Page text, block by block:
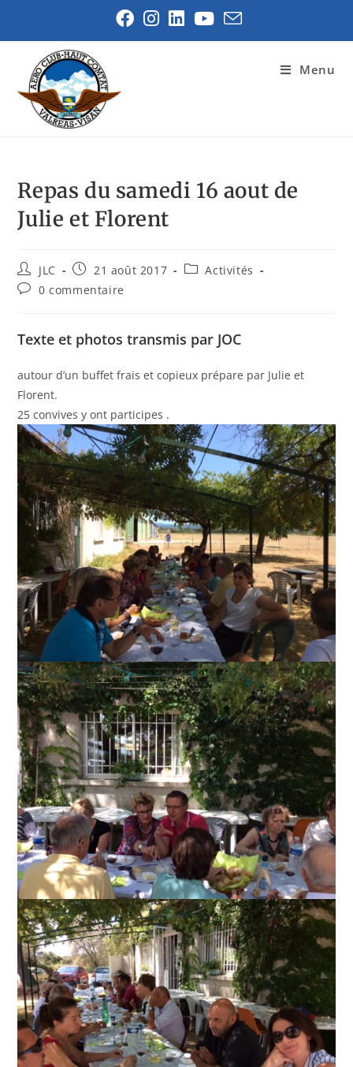
Menu
Repas du samedi 16 aout de
Julie et Florent
JLC 21 août 2017
Activités
0 commentaire
Texte et photos transmis par JOC
autour d’un buffet frais et copieux prépare par Julie et
Florent.
25 convives y ont participes .